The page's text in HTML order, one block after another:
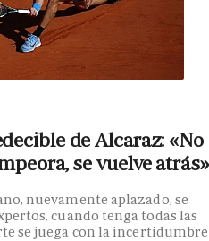
de Alcaraz: «No
se vuelve atrás»
nuevamente aplazado, se
cuando tenga todas las
se juega con la